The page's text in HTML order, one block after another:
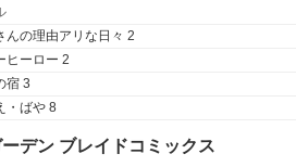
んの理由アリな日々 2
ヒーロー 2
宿 3
・ばや 8
デン ブレイドコミックス